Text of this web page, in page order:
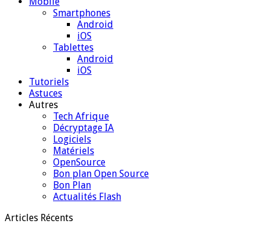
Smartphones
Android
iOS
Tablettes
Android
iOS
Tutoriels
Astuces
Autres
Tech Afrique
Décryptage IA
Logiciels
Matériels
OpenSource
Bon plan Open Source
Bon Plan
Actualités Flash
Articles Récents